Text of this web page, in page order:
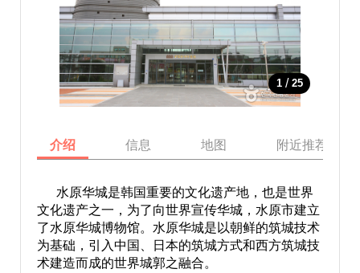
1 / 25
介绍 信息 地图 附近推荐景点
水原华城是韩国重要的文化遗产地，也是世界
文化遗产之一，为了向世界宣传华城，水原市建立
了水原华城博物馆。水原华城是以朝鲜的筑城技术
为基础，引入中国、日本的筑城方式和西方筑城技
术建造而成的世界城郭之融合。